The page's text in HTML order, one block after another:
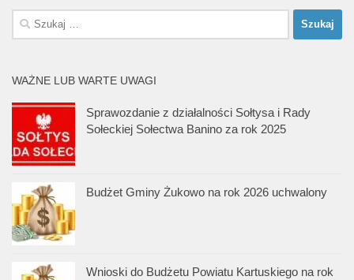
Szukaj:
WAŻNE LUB WARTE UWAGI
Sprawozdanie z działalności Sołtysa i Rady
Sołeckiej Sołectwa Banino za rok 2025
Budżet Gminy Żukowo na rok 2026 uchwalony
Wnioski do Budżetu Powiatu Kartuskiego na rok